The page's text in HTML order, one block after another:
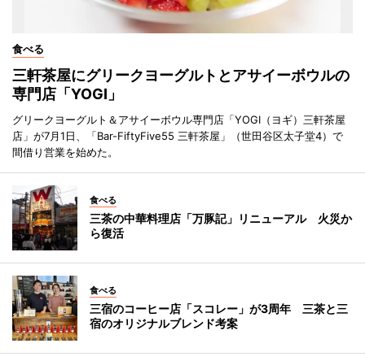
食べる
三軒茶屋にグリークヨーグルトとアサイーボウルの
専門店「YOGI」
グリークヨーグルト＆アサイーボウル専門店「YOGI（ヨギ）三軒茶屋
店」が7月1日、「Bar-FiftyFive55 三軒茶屋」（世田谷区太子堂4）で
間借り営業を始めた。
食べる
三茶の中華料理店「万豚記」リニューアル 火災か
ら復活
食べる
三宿のコーヒー店「スコレー」が3周年 三茶と三
宿のオリジナルブレンド考案